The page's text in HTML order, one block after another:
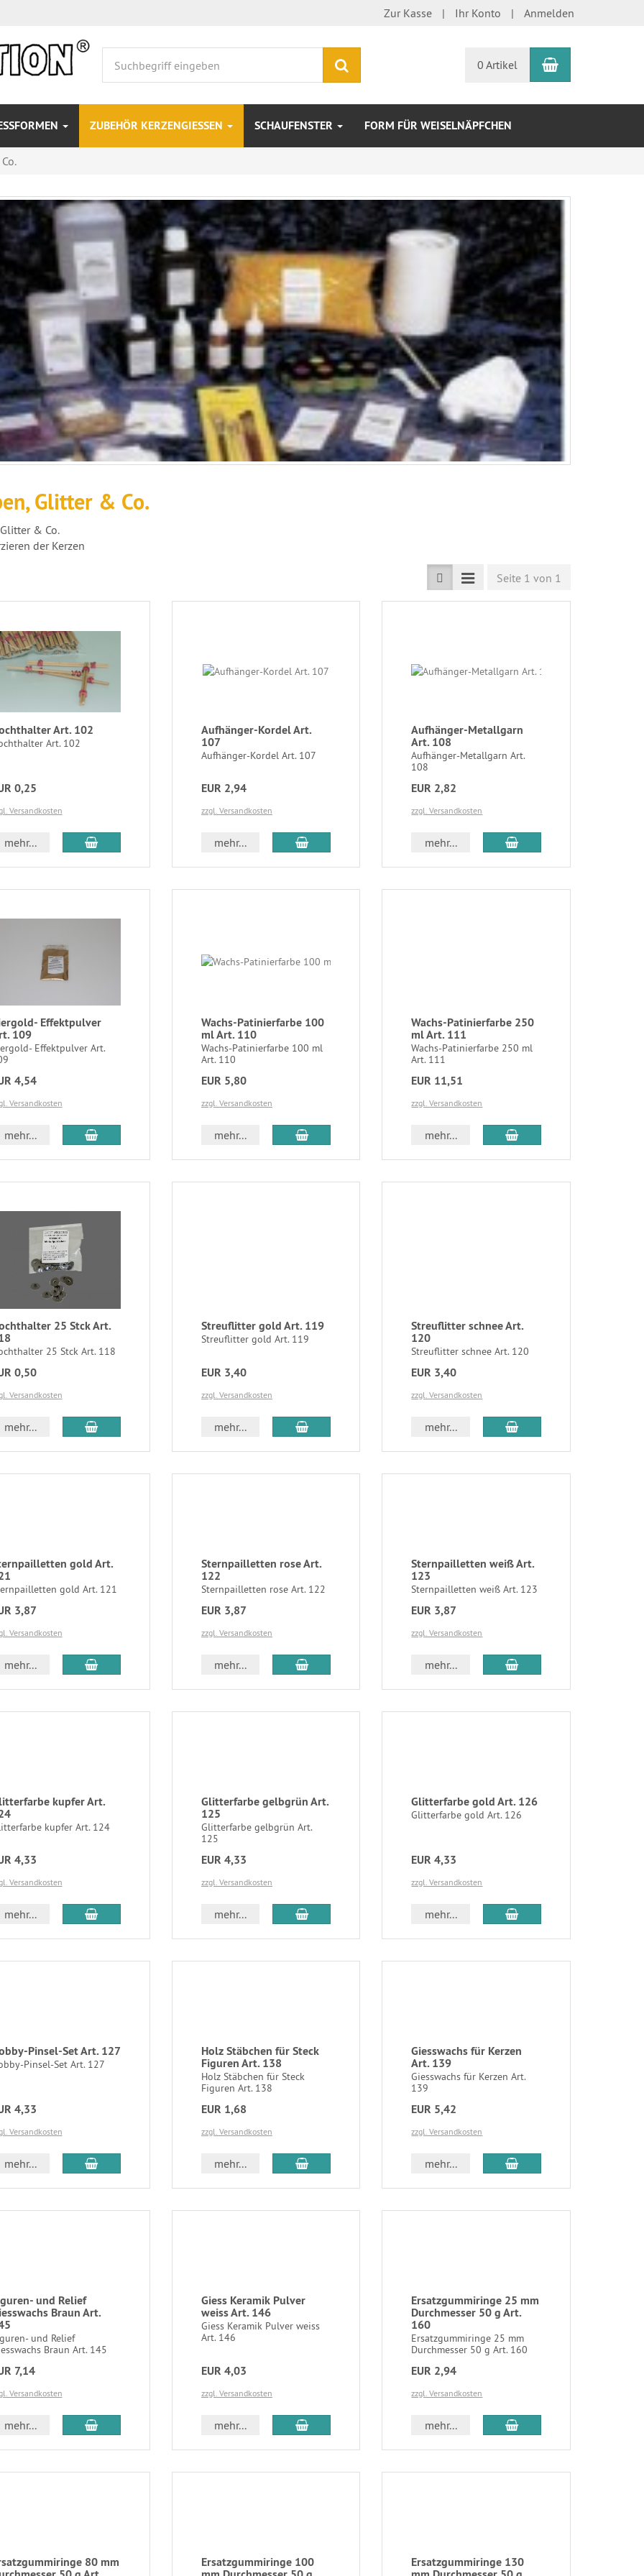
Zur Kasse Ihr Konto Anmelden
0 Artikel Warenkorb
ZUBEHÖR KERZENGIESSEN SCHAUFENSTER FORM FÜR WEISELNÄPFCHEN
Glitter & Co.
& Co.
der Kerzen
Seite 1 von 1
Art. 102
Art. 102
0,25
Versandkosten
mehr...
Aufhänger-Kordel Art.
107
Aufhänger-Kordel Art. 107
EUR 2,94
zzgl. Versandkosten
mehr...
Aufhänger-Metallgarn
Art. 108
Aufhänger-Metallgarn Art.
108
EUR 2,82
zzgl. Versandkosten
mehr...
Effektpulver
109
Effektpulver Art.
4,54
Versandkosten
mehr...
Wachs-Patinierfarbe 100
ml Art. 110
Wachs-Patinierfarbe 100 ml
Art. 110
EUR 5,80
zzgl. Versandkosten
mehr...
Wachs-Patinierfarbe 250
ml Art. 111
Wachs-Patinierfarbe 250 ml
Art. 111
EUR 11,51
zzgl. Versandkosten
mehr...
25 Stck Art.
25 Stck Art. 118
0,50
Versandkosten
mehr...
Streuflitter gold Art. 119
Streuflitter gold Art. 119
EUR 3,40
zzgl. Versandkosten
mehr...
Streuflitter schnee Art.
120
Streuflitter schnee Art. 120
EUR 3,40
zzgl. Versandkosten
mehr...
gold Art.
gold Art. 121
3,87
Versandkosten
mehr...
Sternpailletten rose Art.
122
Sternpailletten rose Art. 122
EUR 3,87
zzgl. Versandkosten
mehr...
Sternpailletten weiß Art.
123
Sternpailletten weiß Art. 123
EUR 3,87
zzgl. Versandkosten
mehr...
kupfer Art.
kupfer Art. 124
4,33
Versandkosten
mehr...
Glitterfarbe gelbgrün Art.
125
Glitterfarbe gelbgrün Art.
125
EUR 4,33
zzgl. Versandkosten
mehr...
Glitterfarbe gold Art. 126
Glitterfarbe gold Art. 126
EUR 4,33
zzgl. Versandkosten
mehr...
Pinsel-Set Art. 127
Pinsel-Set Art. 127
4,33
Versandkosten
mehr...
Holz Stäbchen für Steck
Figuren Art. 138
Holz Stäbchen für Steck
Figuren Art. 138
EUR 1,68
zzgl. Versandkosten
mehr...
Giesswachs für Kerzen
Art. 139
Giesswachs für Kerzen Art.
139
EUR 5,42
zzgl. Versandkosten
mehr...
und Relief
Braun Art.
und Relief
Braun Art. 145
7,14
Versandkosten
mehr...
Giess Keramik Pulver
weiss Art. 146
Giess Keramik Pulver weiss
Art. 146
EUR 4,03
zzgl. Versandkosten
mehr...
Ersatzgummiringe 25 mm
Durchmesser 50 g Art.
160
Ersatzgummiringe 25 mm
Durchmesser 50 g Art. 160
EUR 2,94
zzgl. Versandkosten
mehr...
80 mm
Ersatzgummiringe 100
Ersatzgummiringe 130